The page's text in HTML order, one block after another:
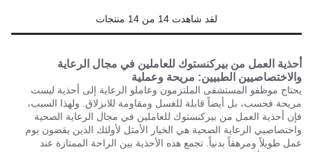
لقد شاهدت 14 من 14 منتجات
أحذية العمل من بيركنستوك للعاملين في مجال الرعاية
والاختصاصيين الطبيين: مريحة وعملية
يحتاج موظفو المستشفى الملتزمون وعاملو الرعاية إلى أحذية ليست
مريحة فحسب، بل أيضاً قابلة للغسل ومقاومة للانزلاق. ولهذا السبب،
فإن أحذية العمل من بيركنستوك للعاملين في مجال الرعاية الصحية
واختصاصيي الرعاية الصحية هي الخيار الأمثل لأولئك الذين يقضون يوم
عمل طويلاً ومرهقاً بدنياً. تجمع هذه الأحذية بين الراحة الممتازة عند